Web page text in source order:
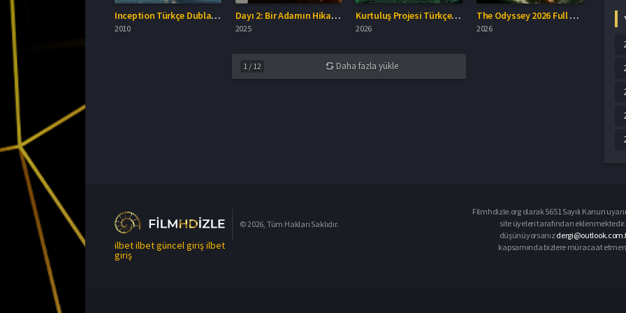
Inception Türkçe Dublaj İzle
2010
Dayı 2: Bir Adamın Hikayesi Full İzle
2025
Kurtuluş Projesi Türkçe Dublaj İzle
2026
The Odyssey 2026 Full HD İzle
2026
1 / 12 Daha fazla yükle
ilbetilbet güncel girişilbet
giriş
© 2026, Tüm Hakları Saklıdır.
Filmhdizle.org olarak 5651 Sayılı Kanun
site üyeleri tarafından
düşünüyorsanız
kapsamında bizlere müracaat